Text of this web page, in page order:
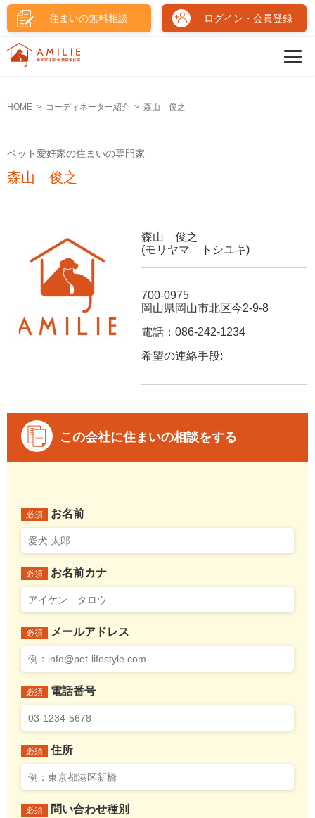
住まいの無料相談 ログイン・会員登録
HOME コーディネーター紹介 森山 俊之
ペット愛好家の住まいの専門家
森山 俊之
森山 俊之
(モリヤマ トシユキ)
700-0975
岡山県岡山市北区今2-9-8
電話：086-242-1234
希望の連絡手段:
この会社に住まいの相談をする
必須 お名前
必須 お名前カナ
必須 メールアドレス
必須 電話番号
必須 住所
必須
問い合わせ種別